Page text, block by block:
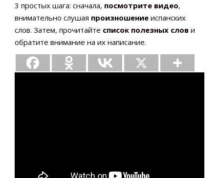
3 простых шага: сначала, посмотрите видео,
внимательно слушая произношение испанских
слов. Затем, прочитайте список полезных слов и
обратите внимание на их написание.